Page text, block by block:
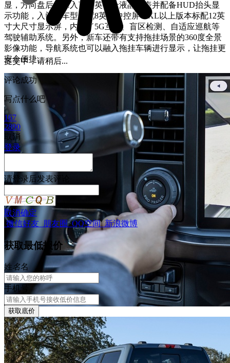
显，方向盘后方加入了
12英寸
全液晶仪表并配备HUD抬头显
示功能，入门级车型标配8英寸中控屏，XL以上版本标配12英
寸大尺寸显示屏， 内置了5G互联、盲区检测、自适应巡航等
驾驶辅助系统。另外，新车还带有支持拖挂场景的360度全景
影像功能，导航系统也可以融入拖挂车辆进行显示，让拖挂更
安全便捷。
提交中，请稍后...
评论成功
写点什么吧
167
2890
取消
登录
请登录后发表评论
取消确定
微信好友
朋友圈 QQ空间 新浪微博
获取最低报价
姓名名
手机号
获取底价